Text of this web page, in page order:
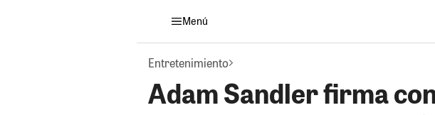
Menú
Entretenimiento
Adam Sandler firma